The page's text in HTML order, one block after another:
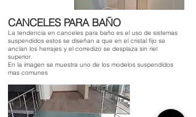
CANCELES PARA BAÑO
La tendencia en canceles para baño es el uso de sistemas
suspendidos estos se diseñan a que en el cristal fijo se
anclan los herrajes y el corredizo se desplaza sin riel
superior.
En la imagen se muestra uno de los modelos suspendidos
mas comunes